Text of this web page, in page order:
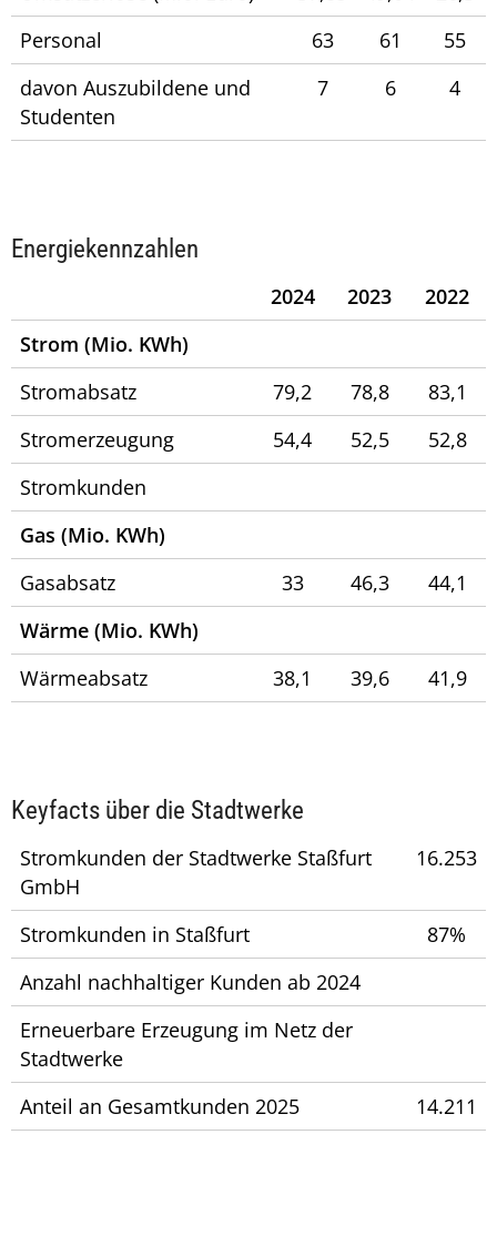
Personal
63 61
55
davon Auszubildene und
Studenten
7 6 4
Energiekennzahlen
2024 2023
2022
Strom (Mio. KWh)
Stromabsatz
79,2 78,8
83,1
Stromerzeugung
54,4 52,5
52,8
Stromkunden
Gas (Mio. KWh)
Gasabsatz
33 46,3
44,1
Wärme (Mio. KWh)
Wärmeabsatz
38,1 39,6 41,9
Keyfacts über die Stadtwerke
Stromkunden der Stadtwerke Staßfurt
GmbH
16.253
Stromkunden in Staßfurt
87%
Anzahl nachhaltiger Kunden ab 2024
Erneuerbare Erzeugung im Netz der
Stadtwerke
Anteil an Gesamtkunden 2025
14.211